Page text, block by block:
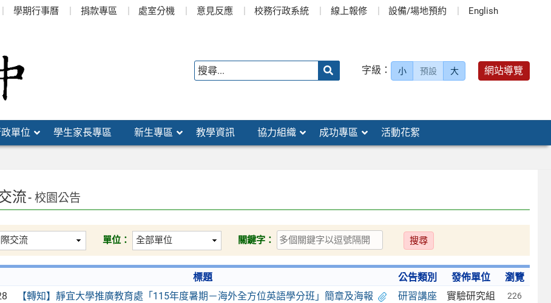
學期行事曆 捐款專區 處室分機 意見反應 校務行政系統 線上報修 設備/場地預約 English
字級： 小 預設 大 網站導覽
單位 學生家長專區 新生專區 教學資訊 協力組織 成功專區 活動花絮
流- 校園公告
單位： 關鍵字：
送
出
標題 公告類別 發佈單位
瀏覽
【轉知】靜宜大學推廣教育處「115年度暑期－海外全方位英語學分班」簡章及海報 研習講座 實驗研究組 226